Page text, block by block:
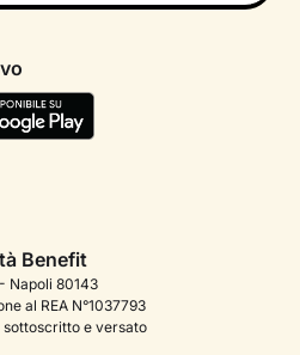
Benefit
Napoli 80143
al REA N°1037793
sottoscritto e versato